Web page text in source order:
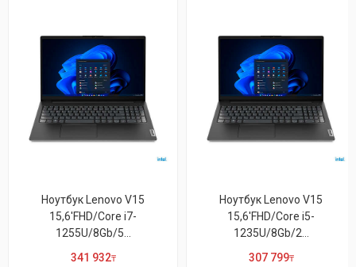
Ноутбук Lenovo V15
15,6'FHD/Core i7-
1255U/8Gb/5...
341 932₸
Ноутбук Lenovo V15
15,6'FHD/Core i5-
1235U/8Gb/2...
307 799₸